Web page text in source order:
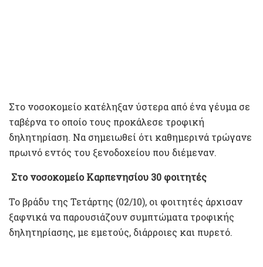
Στο νοσοκομείο κατέληξαν ύστερα από ένα γέυμα σε
ταβέρνα το οποίο τους προκάλεσε τροφική
δηλητηρίαση. Να σημειωθεί ότι καθημερινά τρώγανε
πρωινό εντός του ξενοδοχείου που διέμεναν.
Στο νοσοκομείο Καρπενησίου 30 φοιτητές
Το βράδυ της Τετάρτης (02/10), οι φοιτητές άρχισαν
ξαφνικά να παρουσιάζουν συμπτώματα τροφικής
δηλητηρίασης, με εμετούς, διάρροιες και πυρετό.